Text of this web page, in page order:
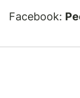
Facebook: